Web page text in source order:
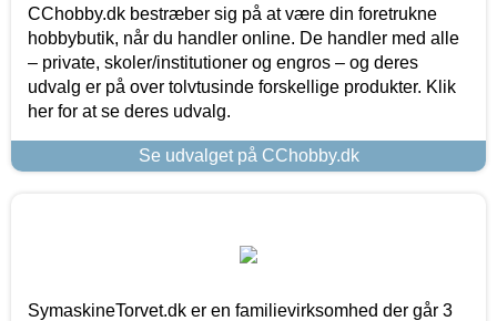
CChobby.dk bestræber sig på at være din foretrukne
hobbybutik, når du handler online. De handler med alle
– private, skoler/institutioner og engros – og deres
udvalg er på over tolvtusinde forskellige produkter. Klik
her for at se deres udvalg.
Se udvalget på CChobby.dk
SymaskineTorvet.dk er en familievirksomhed der går 3